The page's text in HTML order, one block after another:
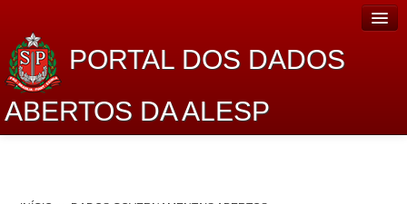
PORTAL DOS DADOS
ABERTOS DA ALESP